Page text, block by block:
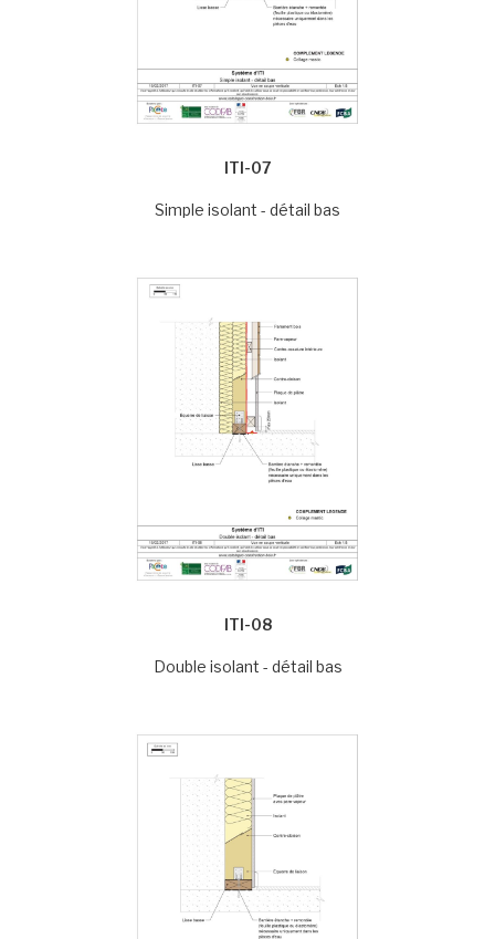
ITI-07
Simple isolant - détail bas
ITI-08
Double isolant - détail bas